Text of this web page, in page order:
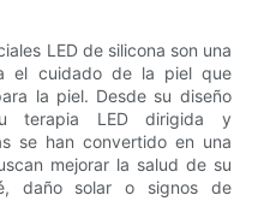
LED de silicona son una
el cuidado de la piel que
la piel. Desde su diseño
terapia LED dirigida y
se han convertido en una
mejorar la salud de su
daño solar o signos de